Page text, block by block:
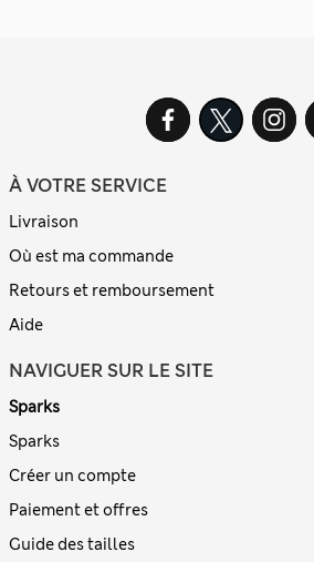
À VOTRE SERVICE
Livraison
Où est ma commande
Retours et remboursement
Aide
NAVIGUER SUR LE SITE
Sparks
Sparks
Créer un compte
Paiement et offres
Guide des tailles